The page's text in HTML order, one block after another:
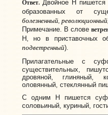
Ответ.Двойное Н
образованных от
болезненный,
Примечание. В слове
Н, но в приставочных
подветренный).
Прилагательные с
существительных,
дровяной, глиняный,
оловянный, стеклянный
С одним Н пишется
соловьиный, куриный,